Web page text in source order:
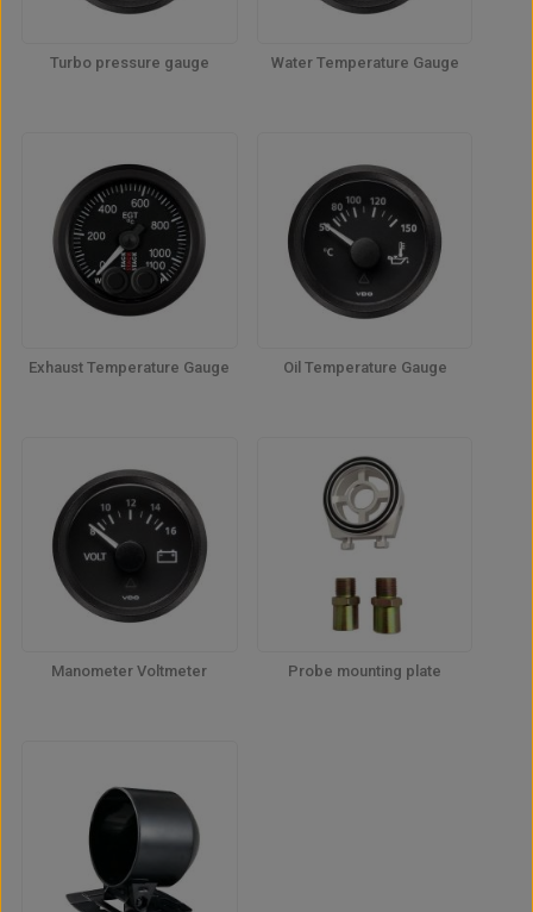
Turbo pressure gauge Water Temperature Gauge
Exhaust Temperature Gauge Oil Temperature Gauge
Manometer Voltmeter Probe mounting plate